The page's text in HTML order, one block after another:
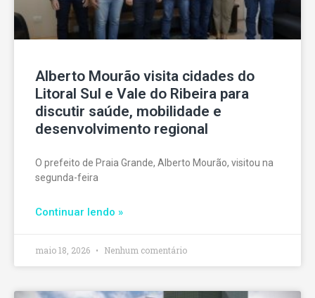
Alberto Mourão visita cidades do
Litoral Sul e Vale do Ribeira para
discutir saúde, mobilidade e
desenvolvimento regional
O prefeito de Praia Grande, Alberto Mourão, visitou na
segunda-feira
Continuar lendo »
maio 18, 2026 Nenhum comentário